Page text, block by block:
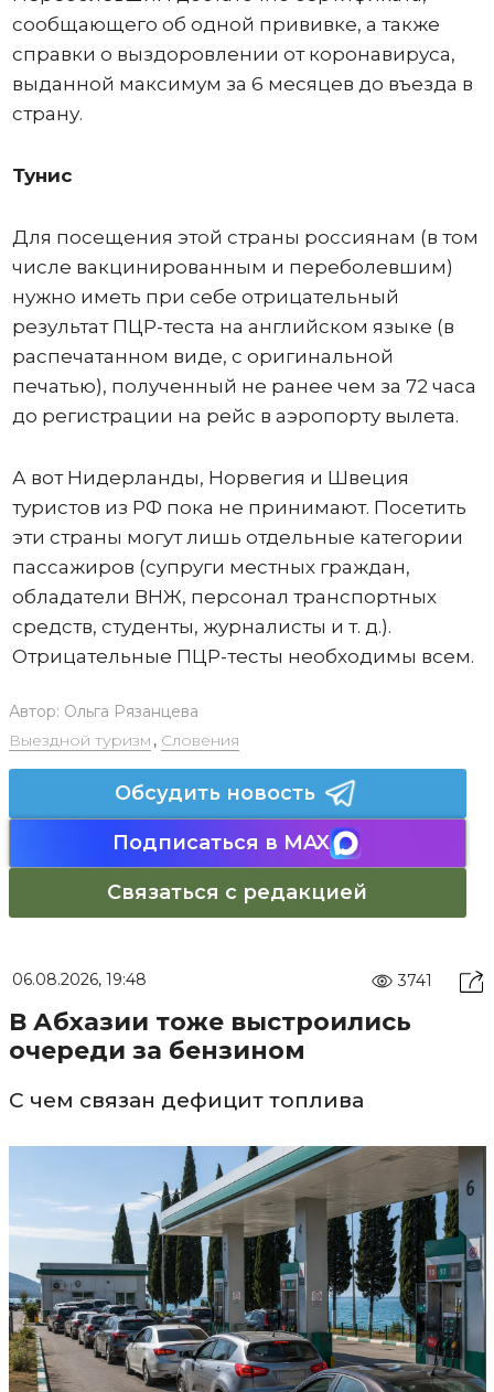
сообщающего об одной прививке, а также
справки о выздоровлении от коронавируса,
выданной максимум за 6 месяцев до въезда в
страну.
Тунис
Для посещения этой страны россиянам (в том
числе вакцинированным и переболевшим)
нужно иметь при себе отрицательный
результат ПЦР-теста на английском языке (в
распечатанном виде, с оригинальной
печатью), полученный не ранее чем за 72 часа
до регистрации на рейс в аэропорту вылета.
А вот Нидерланды, Норвегия и Швеция
туристов из РФ пока не принимают. Посетить
эти страны могут лишь отдельные категории
пассажиров (супруги местных граждан,
обладатели ВНЖ, персонал транспортных
средств, студенты, журналисты и т. д.).
Отрицательные ПЦР-тесты необходимы всем.
Автор: Ольга Рязанцева
Выездной туризм , Словения
Обсудить новость
Подписаться в MAX
Связаться с редакцией
06.08.2026, 19:48 3741
В Абхазии тоже выстроились
очереди за бензином
С чем связан дефицит топлива